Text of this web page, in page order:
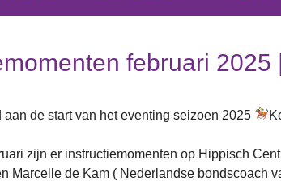
februari
aan de start van het eventing seizoen 2025
zijn er instructiemomenten op Hippisch
Marcelle de Kam ( Nederlandse bondscoach